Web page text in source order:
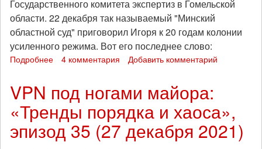
Государственного комитета экспертиз в Гомельской
области. 22 декабря так называемый "Минский
областной суд" приговорил Игоря к 20 годам колонии
усиленного режима. Вот его последнее слово:
Подробнее
анархиста
Игоря
Олиневича
на
суде
4 комментария Добавить комментарий
VPN под ногами майора:
«Тренды порядка и хаоса»,
эпизод 35 (27 декабря 2021)